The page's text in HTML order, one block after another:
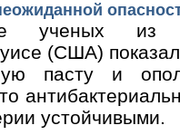
ученых из
(США)
пасту и
устойчивыми.